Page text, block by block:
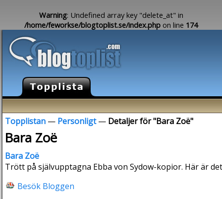
Warning: Undefined array key "delete_at" in
/home/feworkse/blogtoplist.se/index.php on line 174
Topplistan — Personligt— Detaljer för "Bara Zoë"
Bara Zoë
Bara Zoë
Trött på självupptagna Ebba von Sydow-kopior. Här är
Besök Bloggen